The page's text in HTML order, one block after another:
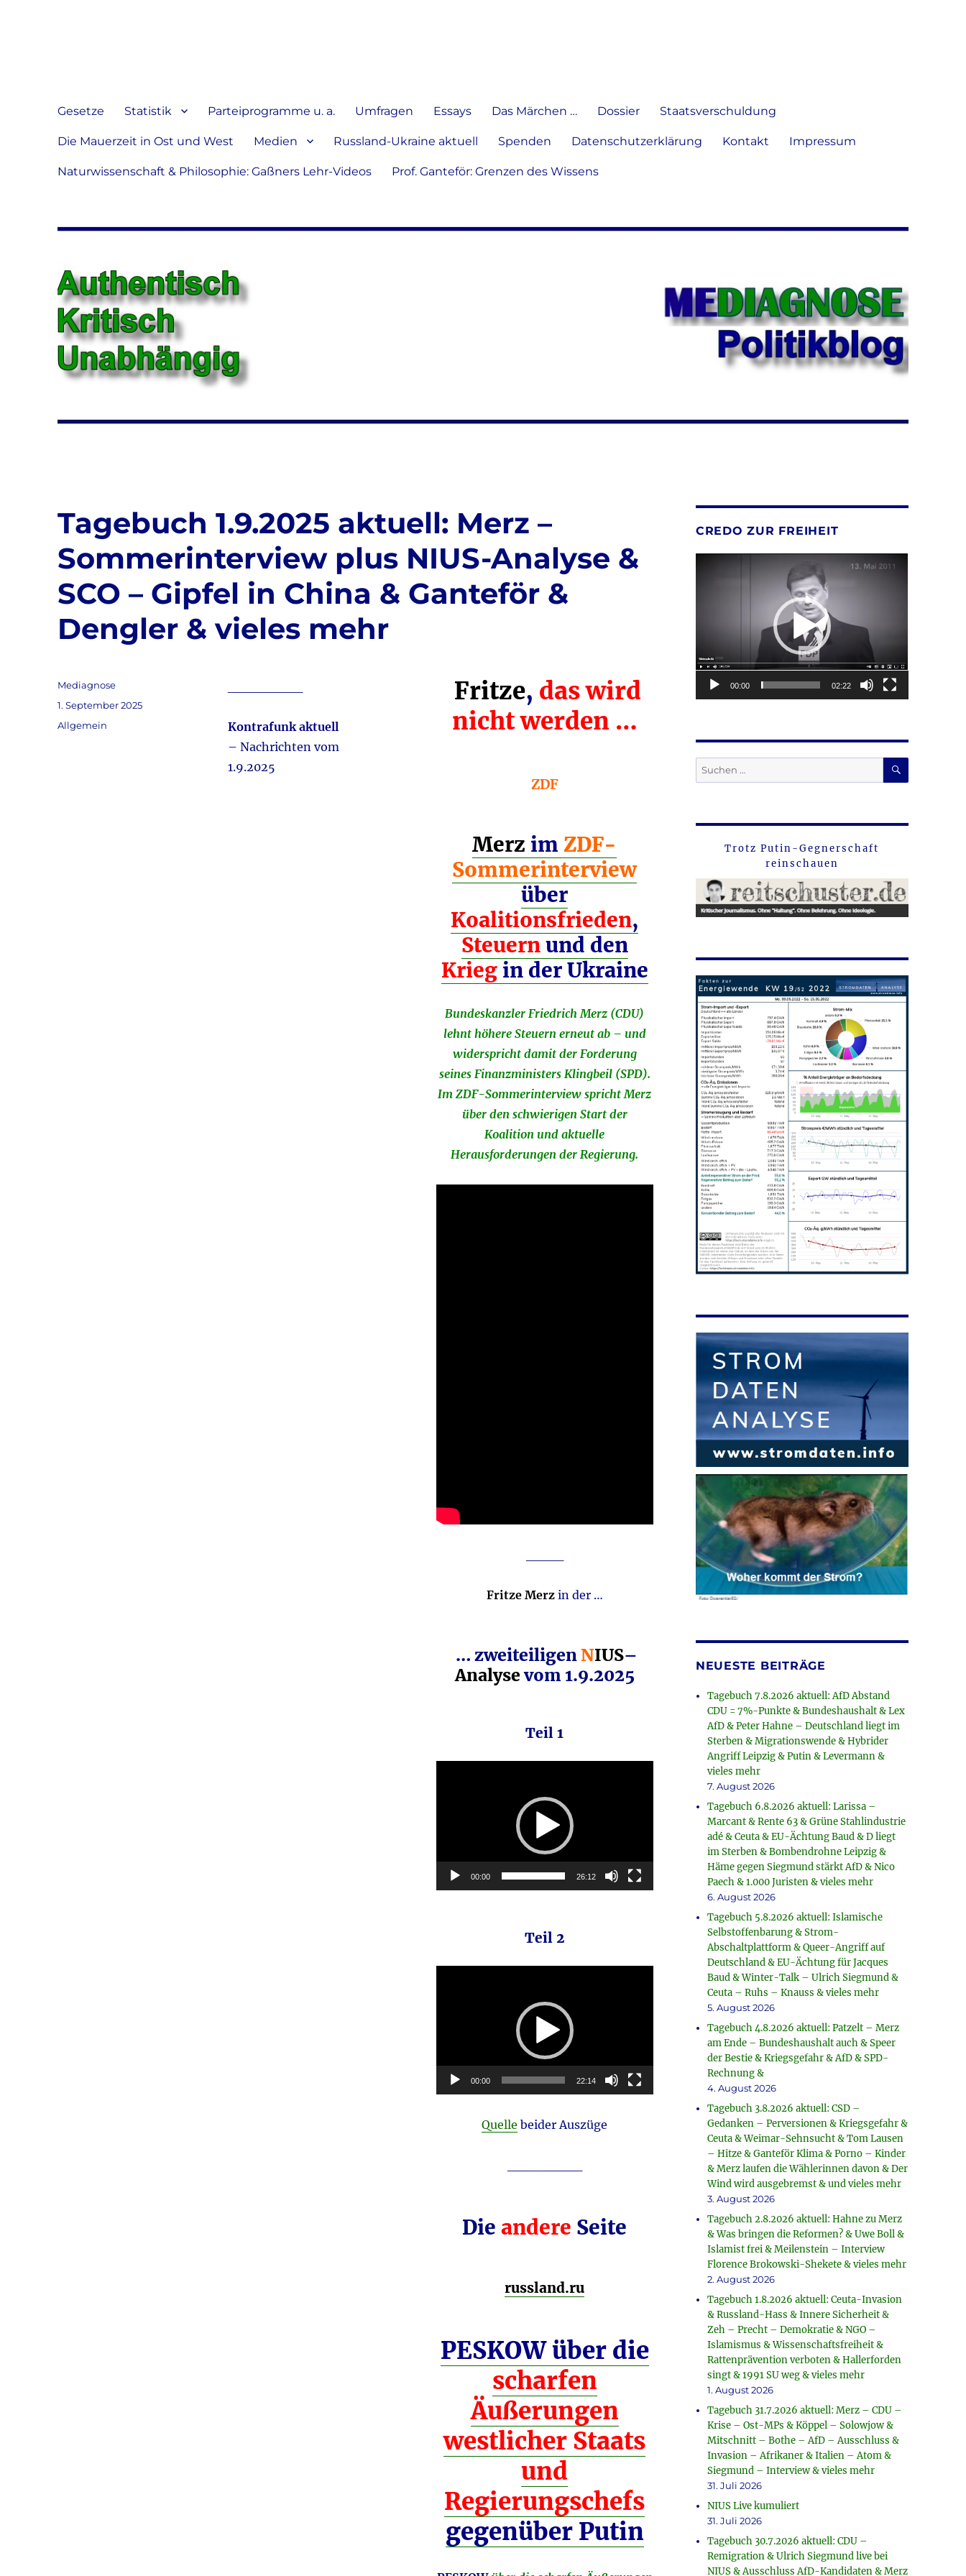
verbreiten
Gesetze Statistik Parteiprogramme u. a. Umfragen Essays Das Märchen … Dossier Staatsverschuldung
Die Mauerzeit in Ost und West Medien Russland-Ukraine aktuell Spenden Datenschutzerklärung Kontakt Impressum
Naturwissenschaft & Philosophie: Gaßners Lehr-Videos Prof. Ganteför: Grenzen des Wissens
Tagebuch 1.9.2025 aktuell: Merz –
Sommerinterview plus NIUS-Analyse &
SCO – Gipfel in China & Ganteför &
Dengler & vieles mehr
Fritze, das wird
nicht werden …
ZDF
Merz imZDF-
Sommerinterview
über
Koalitionsfrieden,
Steuernund den
Krieg in der Ukraine
Bundeskanzler Friedrich Merz (CDU)
lehnt höhere Steuern erneut ab – und
widerspricht damit der Forderung
seines Finanzministers Klingbeil (SPD).
Im ZDF-Sommerinterview spricht Merz
über den schwierigen Start der
Koalition und aktuelle
Herausforderungen der Regierung.
Fritze Merzin der …
… zweiteiligenNIUS–
Analysevom 1.9.2025
Teil 1
00:00 26:12
Teil 2
00:00 22:14
Quelle beider Auszüge
Dieandere Seite
russland.ru
PESKOW über die
scharfen
Äußerungen
westlicher Staats
und
Regierungschefs
gegenüber Putin
Kontrafunk aktuell
– Nachrichten vom
1.9.2025
Autor
Mediagnose
Veröffentlicht
am
1. September 2025
Kategorien
Allgemein
CREDO ZUR FREIHEIT
00:00 02:22
Suche
nach:
SUCHEN
Trotz Putin-Gegnerschaft
reinschauen
NEUESTE BEITRÄGE
Tagebuch 7.8.2026 aktuell: AfD Abstand
CDU = 7%-Punkte & Bundeshaushalt & Lex
AfD & Peter Hahne – Deutschland liegt im
Sterben & Migrationswende & Hybrider
Angriff Leipzig & Putin & Levermann &
vieles mehr
7. August 2026
Tagebuch 6.8.2026 aktuell: Larissa –
Marcant & Rente 63 & Grüne Stahlindustrie
adé & Ceuta & EU-Ächtung Baud & D liegt
im Sterben & Bombendrohne Leipzig &
Häme gegen Siegmund stärkt AfD & Nico
Paech & 1.000 Juristen & vieles mehr
6. August 2026
Tagebuch 5.8.2026 aktuell: Islamische
Selbstoffenbarung & Strom-
Abschaltplattform & Queer-Angriff auf
Deutschland & EU-Ächtung für Jacques
Baud & Winter-Talk – Ulrich Siegmund &
Ceuta – Ruhs – Knauss & vieles mehr
5. August 2026
Tagebuch 4.8.2026 aktuell: Patzelt – Merz
am Ende – Bundeshaushalt auch & Speer
der Bestie & Kriegsgefahr & AfD & SPD-
Rechnung &
4. August 2026
Tagebuch 3.8.2026 aktuell: CSD –
Gedanken – Perversionen & Kriegsgefahr &
Ceuta & Weimar-Sehnsucht & Tom Lausen
– Hitze & Ganteför Klima & Porno – Kinder
& Merz laufen die Wählerinnen davon & Der
Wind wird ausgebremst & und vieles mehr
3. August 2026
Tagebuch 2.8.2026 aktuell: Hahne zu Merz
& Was bringen die Reformen? & Uwe Boll &
Islamist frei & Meilenstein – Interview
Florence Brokowski-Shekete & vieles mehr
2. August 2026
Tagebuch 1.8.2026 aktuell: Ceuta-Invasion
& Russland-Hass & Innere Sicherheit &
Zeh – Precht – Demokratie & NGO –
Islamismus & Wissenschaftsfreiheit &
Rattenprävention verboten & Hallerforden
singt & 1991 SU weg & vieles mehr
1. August 2026
Tagebuch 31.7.2026 aktuell: Merz – CDU –
Krise – Ost-MPs & Köppel – Solowjow &
Mitschnitt – Bothe – AfD – Ausschluss &
Invasion – Afrikaner & Italien – Atom &
Siegmund – Interview & vieles mehr
31. Juli 2026
NIUS Live kumuliert
31. Juli 2026
Tagebuch 30.7.2026 aktuell: CDU –
Remigration & Ulrich Siegmund live bei
NIUS & Ausschluss AfD-Kandidaten & Merz